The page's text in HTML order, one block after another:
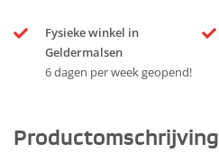
Fysieke winkel in
Geldermalsen
6 dagen per week geopend!
Productomschrijving